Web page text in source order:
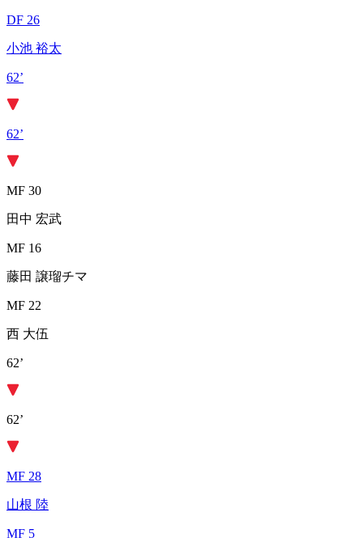
DF 26
小池 裕太
62’
62’
MF 30
田中 宏武
MF 16
藤田 譲瑠チマ
MF 22
西 大伍
62’
62’
MF 28
山根 陸
MF 5